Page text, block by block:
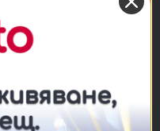
две нощувки със
място има
- 65 евро за
2 часа, от
Варна около 3
мин.
Относно